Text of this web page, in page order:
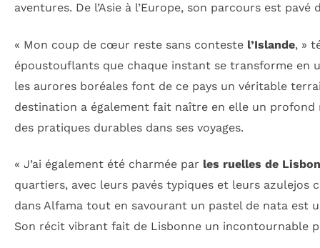
aventures. De l’Asie à l’Europe, son parcours est
« Mon coup de cœur reste sans conteste l’Islande, »
époustouflants que chaque instant se transforme en
les aurores boréales font de ce pays un véritable
destination a également fait naître en elle un profond
des pratiques durables dans ses voyages.
« J’ai également été charmée par les ruelles de
quartiers, avec leurs pavés typiques et leurs azulejos
dans Alfama tout en savourant un pastel de nata est
Son récit vibrant fait de Lisbonne un incontournable